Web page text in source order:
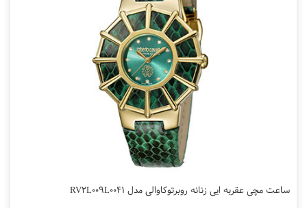
ساعت مچی عقربه ایی زنانه روبرتوکاوالی مدل RV2L009L0041